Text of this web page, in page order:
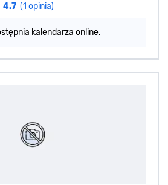
4.7 (1 opinia)
kalendarza online.